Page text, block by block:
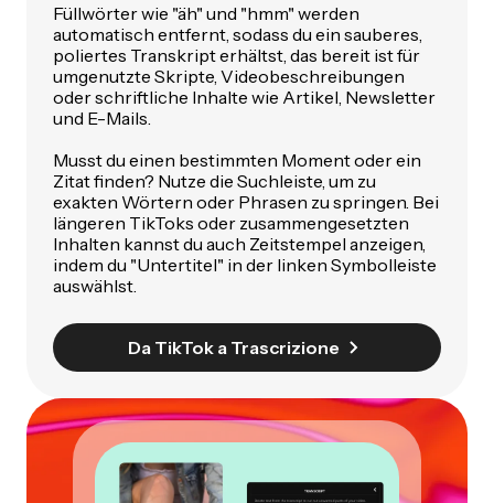
Füllwörter wie "äh" und "hmm" werden
automatisch entfernt, sodass du ein sauberes,
poliertes Transkript erhältst, das bereit ist für
umgenutzte Skripte, Videobeschreibungen
oder schriftliche Inhalte wie Artikel, Newsletter
und E-Mails.
Musst du einen bestimmten Moment oder ein
Zitat finden? Nutze die Suchleiste, um zu
exakten Wörtern oder Phrasen zu springen. Bei
längeren TikToks oder zusammengesetzten
Inhalten kannst du auch Zeitstempel anzeigen,
indem du "Untertitel" in der linken Symbolleiste
auswählst.
Da TikTok a Trascrizione